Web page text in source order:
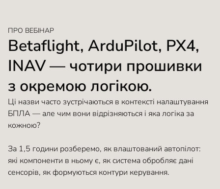
ПРО ВЕБІНАР
Betaflight, ArduPilot, PX4,
INAV — чотири прошивки
з окремою логікою.
Ці назви часто зустрічаються в контексті налаштування
БПЛА — але чим вони відрізняються і яка логіка за
кожною?
За 1,5 години розберемо, як влаштований автопілот:
які компоненти в ньому є, як система обробляє дані
сенсорів, як формуються контури керування.